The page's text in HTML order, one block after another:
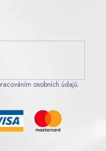
osobních údajů.